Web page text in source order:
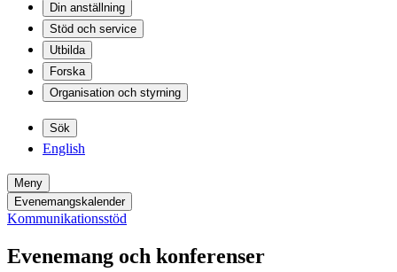
Din anställning
Stöd och service
Utbilda
Forska
Organisation och styrning
Sök
English
Meny
Evenemangskalender
Kommunikationsstöd
Evenemang och konferenser